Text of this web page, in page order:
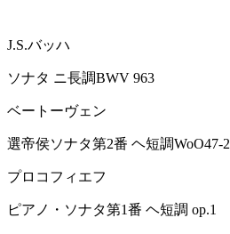
J.S.バッハ
ソナタ ニ長調BWV 963
ベートーヴェン
選帝侯ソナタ第2番 ヘ短調WoO47-2
プロコフィエフ
ピアノ・ソナタ第1番 ヘ短調 op.1